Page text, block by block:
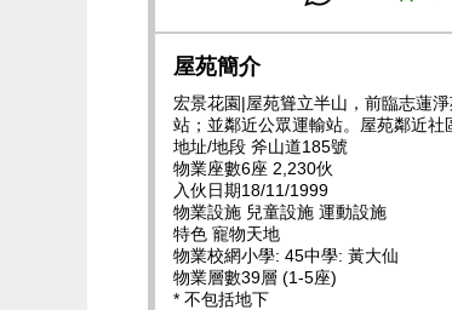
屋苑簡介
宏景花園|屋苑聳立半山，前臨志蓮
站；並鄰近公眾運輸站。屋苑鄰近
地址/地段 斧山道185號
物業座數6座 2,230伙
入伙日期18/11/1999
物業設施 兒童設施 運動設施
特色 寵物天地
物業校網小學: 45中學: 黃大仙
物業層數39層 (1-5座)
* 不包括地下